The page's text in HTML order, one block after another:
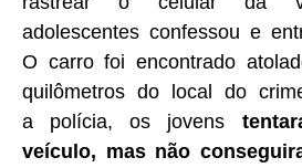
adolescentes confessou e
O carro foi encontrado
quilômetros do local do
a polícia, os jovens
veículo, mas não